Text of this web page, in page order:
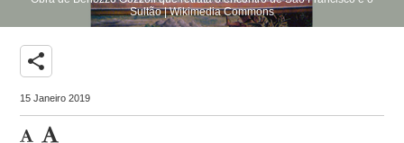
Sultão | Wikimedia Commons
share
15 Janeiro 2019